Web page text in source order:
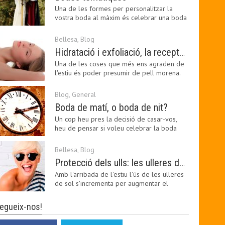
Una de les formes per personalitzar la
vostra boda al màxim és celebrar una boda
Bellesa, Blog
Hidratació i exfoliació, la recepta per mantenir el bronzejat
Una de les coses que més ens agraden de
l'estiu és poder presumir de pell morena.
Blog, General
Boda de matí, o boda de nit?
Un cop heu pres la decisió de casar-vos,
heu de pensar si voleu celebrar la boda
Bellesa, Blog
Protecció dels ulls: les ulleres de sol, imprescindibles en una boda estiuenca
Amb l'arribada de l'estiu l'ús de les ulleres
de sol s'incrementa per augmentar el
nos!